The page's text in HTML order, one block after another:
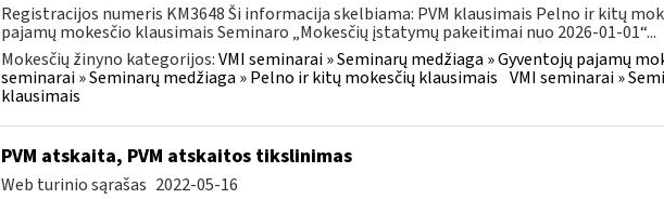
Registracijos numeris KM3648 Ši informacija skelbiama: PVM klausimais Pelno ir kitų
pajamų mokesčio klausimais Seminaro „Mokesčių įstatymų pakeitimai nuo 2026-01-01“...
Mokesčių žinyno kategorijos:VMI seminarai » Seminarų medžiaga » Gyventojų pajamų
seminarai » Seminarų medžiaga » Pelno ir kitų mokesčių klausimais VMI seminarai »
klausimais
PVM atskaita, PVM atskaitos tikslinimas
Web turinio sąrašas 2022-05-16